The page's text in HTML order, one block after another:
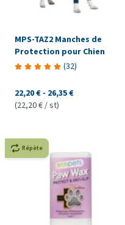
MPS-TAZ2 Manches de
Protection pour Chien
(32)
22,20 € - 26,35 €
(22,20 € / st)
Répète